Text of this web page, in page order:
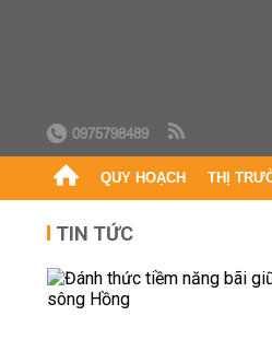
0975798489
QUY HOẠCH THỊ
TIN TỨC